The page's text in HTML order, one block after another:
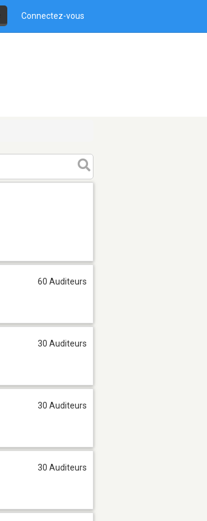
Connectez-vous
60 Auditeurs
30 Auditeurs
30 Auditeurs
30 Auditeurs